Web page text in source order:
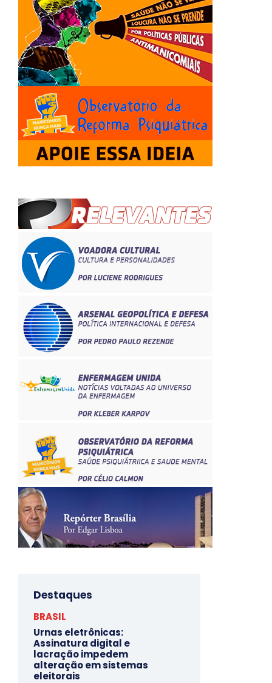
Destaques
BRASIL
Urnas eletrônicas:
Assinatura digital e
lacração impedem
alteração em sistemas
eleitorais